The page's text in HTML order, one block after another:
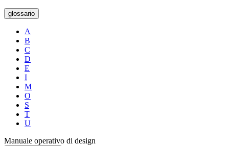
glossario
A
B
C
D
E
I
M
O
S
T
U
Manuale operativo di design